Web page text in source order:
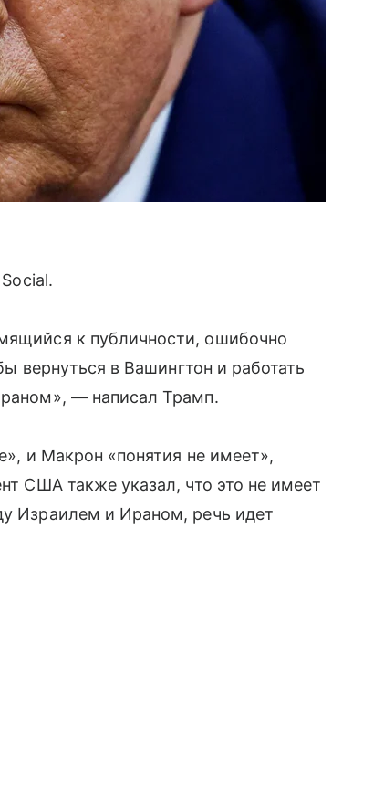
к публичности, ошибочно
вернуться в Вашингтон и работать
— написал Трамп.
и Макрон «понятия не имеет»,
США также указал, что это не имеет
Израилем и Ираном, речь идет